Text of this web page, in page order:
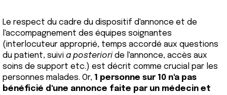
Le respect du cadre du dispositif d'annonce et de
l'accompagnement des équipes soignantes
(interlocuteur approprié, temps accordé aux questions
du patient, suivi a posteriori de l'annonce, accès aux
soins de support etc.) est décrit comme crucial par les
personnes malades. Or, 1 personne sur 10 n'a pas
bénéficié d'une annonce faite par un médecin et